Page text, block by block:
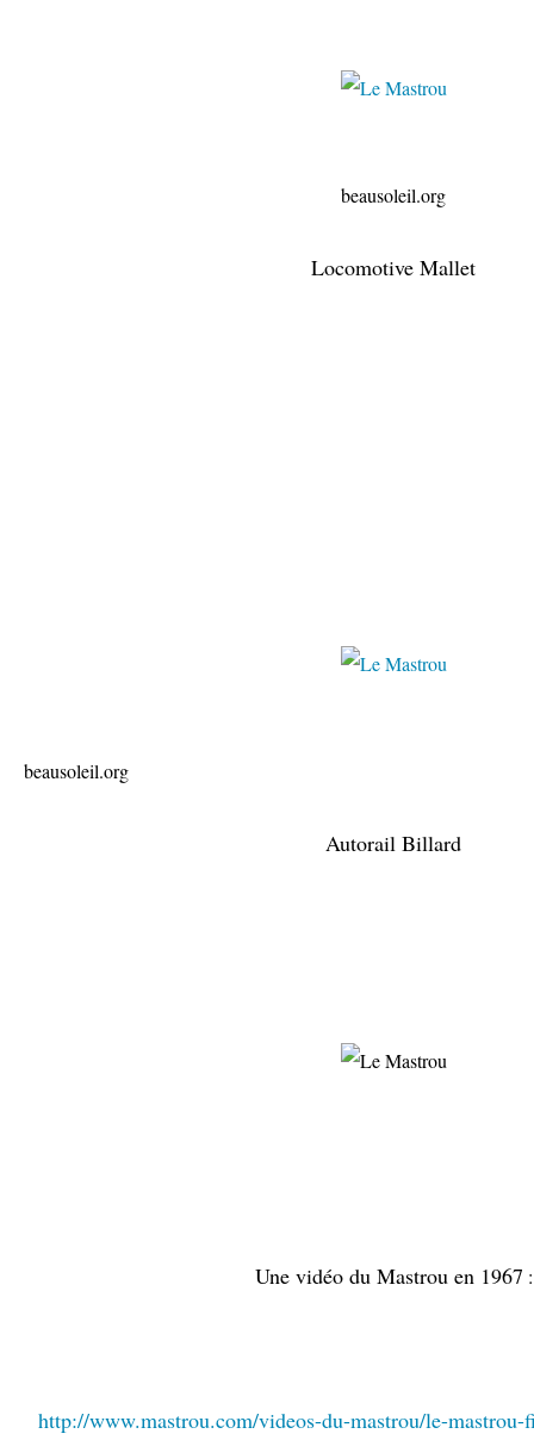
beausoleil.org
Locomotive Mallet
beausoleil.org
Autorail Billard
Une vidéo du Mastrou en 1967 :
http://www.mastrou.com/videos-du-mastrou/le-mastrou-